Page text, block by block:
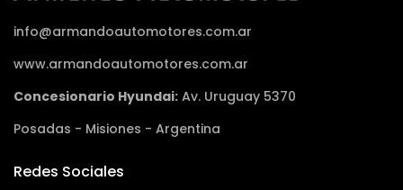
info@armandoautomotores.com.ar
www.armandoautomotores.com.ar
Concesionario Hyundai: Av. Uruguay 5370
Posadas - Misiones - Argentina
Redes Sociales